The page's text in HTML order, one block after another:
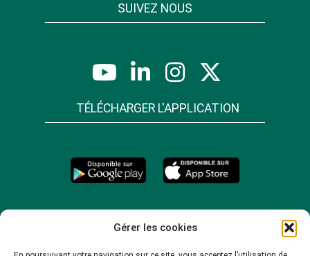
Gérer les cookies
SUIVEZ NOUS
TÉLÉCHARGER L'APPLICATION